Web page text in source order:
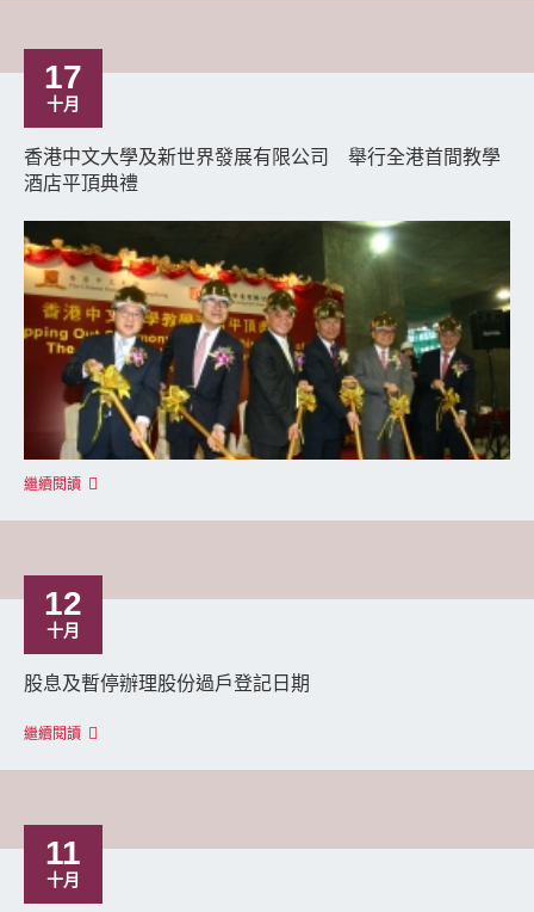
17
十月
香港中文大學及新世界發展有限公司 舉行全港首間教學
酒店平頂典禮
繼續閱讀
12
十月
股息及暫停辦理股份過戶登記日期
繼續閱讀
11
十月